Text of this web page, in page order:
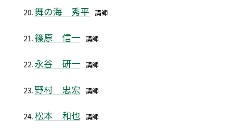
舞の海 秀平 講師
篠原 信一 講師
永谷 研一 講師
野村 忠宏 講師
松本 和也 講師